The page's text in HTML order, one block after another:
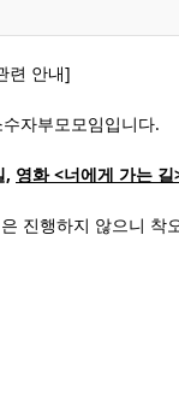
련 안내]
자부모모임입니다.
, 영화 <너에게 가는
진행하지 않으니 착